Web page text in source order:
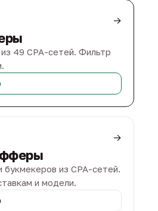
→
49 CPA-сетей. Фильтр
→
из CPA-сетей.
и модели.